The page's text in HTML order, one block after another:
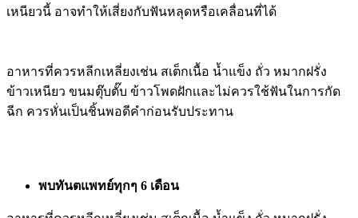
เหนียวนี้ อาจทำให้เสี่ยงกับฟันหลุดหรือเคลื่อนที่ได้
อาหารที่ควรหลีกเหลี่ยงเช่น สเต็กเนื้อ น้ำแข็ง ถั่ว หมากฝรั่ง
ข้าวเหนียว ขนมตุ๊บตั๊บ ข้าวโพดฝักเเละไม่ควรใช้ฟันในการกัด
ฉีก ควรหั่นเป็นชิ้นพอดีคำก่อนรับประทาน
พบทันตแพทย์ทุกๆ 6 เดือน